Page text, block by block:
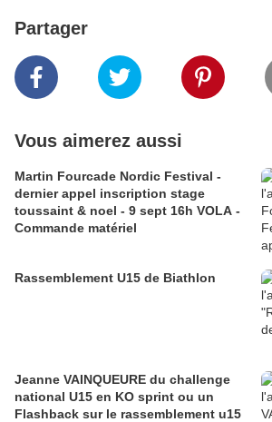
Partager
Vous aimerez aussi
Martin Fourcade Nordic Festival -
dernier appel inscription stage
toussaint & noel - 9 sept 16h VOLA -
Commande matériel
Rassemblement U15 de Biathlon
Jeanne VAINQUEURE du challenge
national U15 en KO sprint ou un
Flashback sur le rassemblement u15